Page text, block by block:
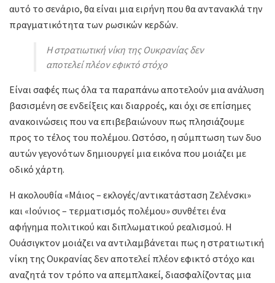
αυτό το σενάριο, θα είναι μια ειρήνη που θα αντανακλά την
πραγματικότητα των ρωσικών κερδών.
Η στρατιωτική νίκη της Ουκρανίας δεν
αποτελεί πλέον εφικτό στόχο
Είναι σαφές πως όλα τα παραπάνω αποτελούν μια ανάλυση
βασισμένη σε ενδείξεις και διαρροές, και όχι σε επίσημες
ανακοινώσεις που να επιβεβαιώνουν πως πλησιάζουμε
προς το τέλος του πολέμου. Ωστόσο, η σύμπτωση των δυο
αυτών γεγονότων δημιουργεί μια εικόνα που μοιάζει με
οδικό χάρτη.
Η ακολουθία «Μάιος – εκλογές/αντικατάσταση Ζελένσκι»
και «Ιούνιος – τερματισμός πολέμου» συνθέτει ένα
αφήγημα πολιτικού και διπλωματικού ρεαλισμού. Η
Ουάσιγκτον μοιάζει να αντιλαμβάνεται πως η στρατιωτική
νίκη της Ουκρανίας δεν αποτελεί πλέον εφικτό στόχο και
αναζητά τον τρόπο να απεμπλακεί, διασφαλίζοντας μια